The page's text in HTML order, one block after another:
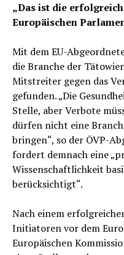
„Das ist die
Europäischen
Mit dem EU-
die Branche der
Mitstreiter gegen das
gefunden. „Die
Stelle, aber Verbote
dürfen nicht eine
bringen“, so der ÖVP-
fordert demnach eine
Wissenschaftlichkeit
berücksichtigt“.
Nach einem
Initiatoren vor dem
Europäischen